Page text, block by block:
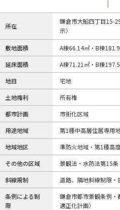
所在
鎌倉市大船四丁目15-
示）
敷地面積
A棟66.14㎡・B棟
延床面積
A棟71.21㎡・B棟
地目
宅地
土地権利
所有権
都市計画
市街化区域
用途地域
第1種中高層住居専用
地域地区
準防火地域・第1種高
その他の区域
景観法・水防法第15条
斜線規制
道路、隣地斜線制限・
条例による制
限
鎌倉市都市景観条例
適正化計画）